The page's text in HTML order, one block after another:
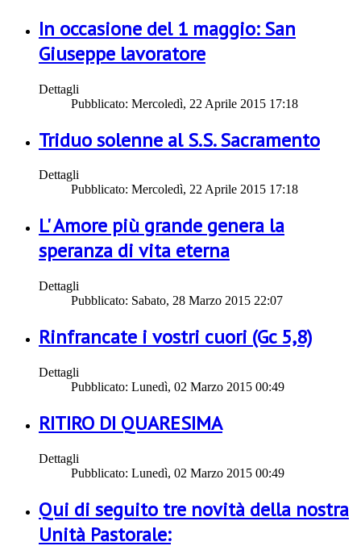
In occasione del 1 maggio: San
Giuseppe lavoratore
Dettagli
Pubblicato: Mercoledì, 22 Aprile 2015 17:18
Triduo solenne al S.S. Sacramento
Dettagli
Pubblicato: Mercoledì, 22 Aprile 2015 17:18
L' Amore più grande genera la
speranza di vita eterna
Dettagli
Pubblicato: Sabato, 28 Marzo 2015 22:07
Rinfrancate i vostri cuori (Gc 5,8)
Dettagli
Pubblicato: Lunedì, 02 Marzo 2015 00:49
RITIRO DI QUARESIMA
Dettagli
Pubblicato: Lunedì, 02 Marzo 2015 00:49
Qui di seguito tre novità della nostra
Unità Pastorale: